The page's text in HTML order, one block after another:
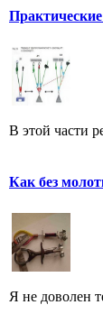
В этой части
Как без
Я не доволен